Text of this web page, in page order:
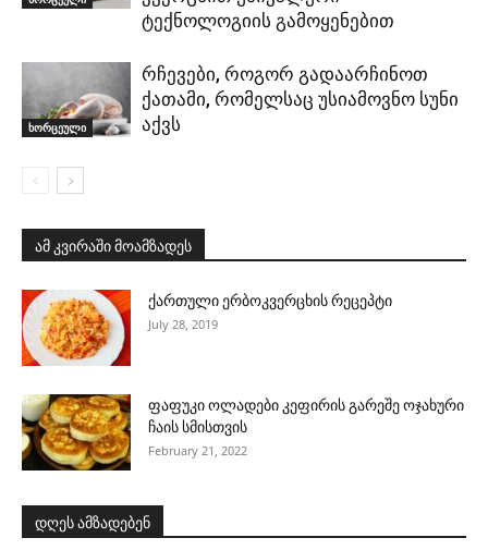
ტექნოლოგიის გამოყენებით
ხორცეული
რჩევები, როგორ გადაარჩინოთ
ქათამი, რომელსაც უსიამოვნო სუნი
აქვს
ამ კვირაში მოამზადეს
ქართული ერბოკვერცხის რეცეპტი
July 28, 2019
ფაფუკი ოლადები კეფირის გარეშე ოჯახური
ჩაის სმისთვის
February 21, 2022
დღეს ამზადებენ